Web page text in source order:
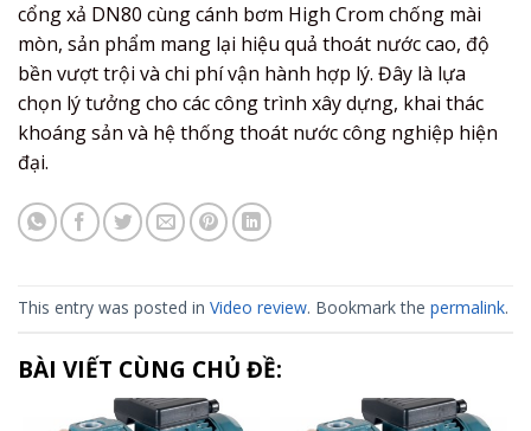
cổng xả DN80 cùng cánh bơm High Crom chống mài
mòn, sản phẩm mang lại hiệu quả thoát nước cao, độ
bền vượt trội và chi phí vận hành hợp lý. Đây là lựa
chọn lý tưởng cho các công trình xây dựng, khai thác
khoáng sản và hệ thống thoát nước công nghiệp hiện
đại.
This entry was posted in Video review. Bookmark the permalink.
BÀI VIẾT CÙNG CHỦ ĐỀ: